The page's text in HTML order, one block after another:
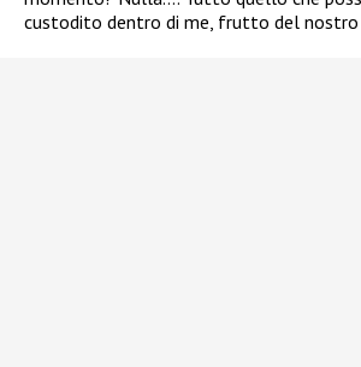
custodito dentro di me, frutto del nostro